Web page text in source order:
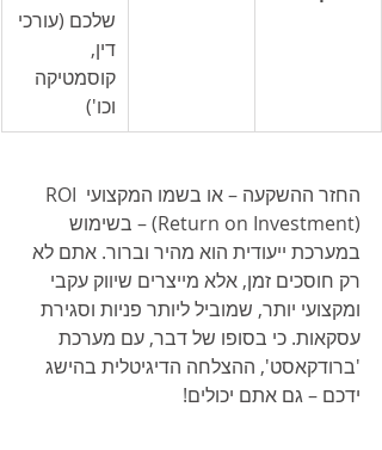
שלכם (עורכי
דין,
קוסמטיקה
וכו')
החזר ההשקעה – או בשמו המקצועי ROI
(Return on Investment) – בשימוש
במערכת ייעודית הוא מהיר וברור. אתם לא
רק חוסכים זמן, אלא מייצרים שיווק עקבי
ומקצועי יותר, שמוביל ליותר פניות וסגירת
עסקאות. כי בסופו של דבר, עם מערכת
'ברודקאסט', ההצלחה הדיגיטלית בהישג
ידכם – גם אתם יכולים!